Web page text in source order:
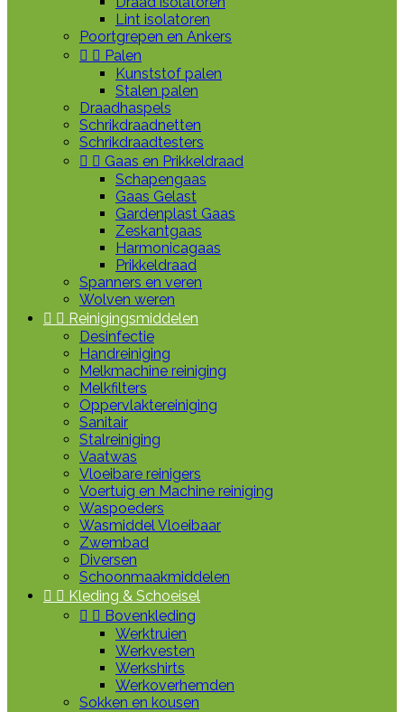
Lint isolatoren
Poortgrepen en Ankers
  Palen
Kunststof palen
Stalen palen
Draadhaspels
Schrikdraadnetten
Schrikdraadtesters
  Gaas en Prikkeldraad
Schapengaas
Gaas Gelast
Gardenplast Gaas
Zeskantgaas
Harmonicagaas
Prikkeldraad
Spanners en veren
Wolven weren
  Reinigingsmiddelen
Desinfectie
Handreiniging
Melkmachine reiniging
Melkfilters
Oppervlaktereiniging
Sanitair
Stalreiniging
Vaatwas
Vloeibare reinigers
Voertuig en Machine reiniging
Waspoeders
Wasmiddel Vloeibaar
Zwembad
Diversen
Schoonmaakmiddelen
  Kleding & Schoeisel
  Bovenkleding
Werktruien
Werkvesten
Werkshirts
Werkoverhemden
Sokken en kousen